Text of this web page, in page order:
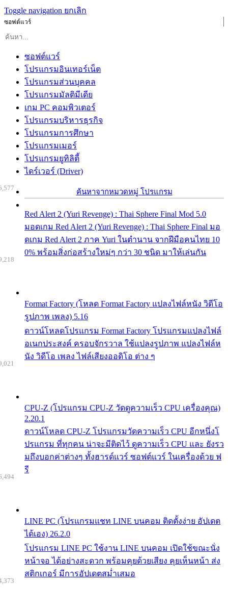
Toggle navigation ยกเลิก
ซอฟต์แวร์
ซอฟต์แวร์
โปรแกรมอินเทอร์เน็ต
โปรแกรมส่วนบุคคล
โปรแกรมมัลติมีเดีย
เกม PC คอมพิวเตอร์
โปรแกรมบริหารธุรกิจ
โปรแกรมการศึกษา
โปรแกรมเมอร์
โปรแกรมยูทิลิตี้
ไดร์เวอร์ (Driver)
ค้นหาจากหมวดหมู่ โปรแกรม
Red Alert 2 (Yuri Revenge) : Thai Sphere Final Mod 5.0
มอดเกม Red Alert 2 (Yuri Revenge) : Thai Sphere Final มอ
ดเกม Red Alert 2 ภาค Yuri ในตำนาน จากฝีมือคนไทย 10
0% พร้อมสิ่งก่อสร้างใหม่ๆ กว่า 30 ชนิด มาให้เล่นกัน
Format Factory (โหลด Format Factory แปลงไฟล์หนัง วิดีโอ
รูปภาพ เพลง) 5.16
ดาวน์โหลดโปรแกรม Format Factory โปรแกรมแปลงไฟล์
อเนกประสงค์ ครอบจักรวาล ใช้แปลงรูปภาพ แปลงไฟล์ห
นัง วิดีโอ เพลง ไฟล์เสียงออดิโอ ต่าง ๆ
CPU-Z (โปรแกรม CPU-Z วัดดูความเร็ว CPU เครื่องคุณ)
2.20.1
ดาวน์โหลด CPU-Z โปรแกรมวัดความเร็ว CPU อีกหนึ่งโ
ปรแกรม ที่ทุกคน น่าจะมีติดไว้ ดูความเร็ว CPU และ ยังรว
มถึงบอกค่าต่างๆ ทั้งฮารด์แวร์ ซอฟต์แวร์ ในเครื่องด้วย ฟ
รี
LINE PC (โปรแกรมแชท LINE บนคอม ติดตั้งง่าย อัปเดต
ได้เอง) 26.2.0
โปรแกรม LINE PC ใช้งาน LINE บนคอม เปิดใช้ขณะนั่ง
หน้าจอ ได้อย่างสะดวก พร้อมคุยด้วยเสียง คุยเห็นหน้า ส่ง
สติกเกอร์ มีการอัปเดตสม่ำเสมอ